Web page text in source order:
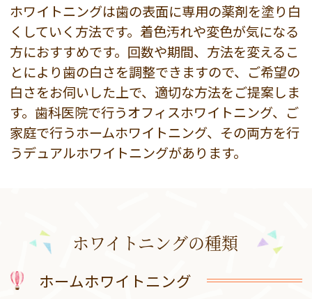
ホワイトニングは歯の表面に専用の薬剤を塗り白
くしていく方法です。着色汚れや変色が気になる
方におすすめです。回数や期間、方法を変えるこ
とにより歯の白さを調整できますので、ご希望の
白さをお伺いした上で、適切な方法をご提案しま
す。歯科医院で行うオフィスホワイトニング、ご
家庭で行うホームホワイトニング、その両方を行
うデュアルホワイトニングがあります。
ホワイトニングの種類
ホームホワイトニング